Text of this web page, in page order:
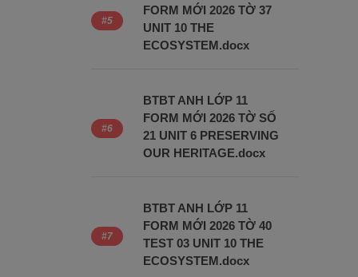
FORM MỚI 2026 TỜ 37
UNIT 10 THE
ECOSYSTEM.docx
BTBT ANH LỚP 11
FORM MỚI 2026 TỜ SỐ
21 UNIT 6 PRESERVING
OUR HERITAGE.docx
BTBT ANH LỚP 11
FORM MỚI 2026 TỜ 40
TEST 03 UNIT 10 THE
ECOSYSTEM.docx